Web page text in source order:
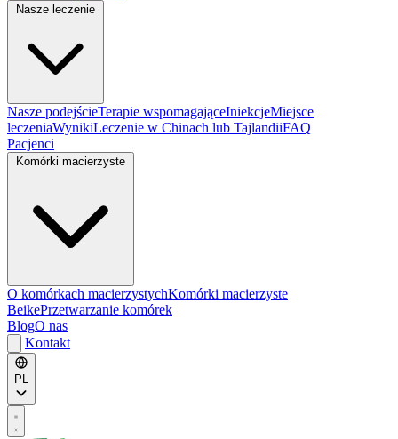
Nasze podejścieTerapie wspomagająceIniekcjeMiejsce
leczeniaWynikiLeczenie w Chinach lub TajlandiiFAQ
Pacjenci
O komórkach macierzystychKomórki macierzyste
BeikePrzetwarzanie komórek
BlogO nas
Kontakt
PL